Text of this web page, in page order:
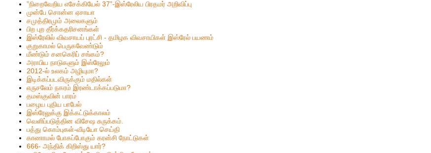
”நிறைவேறிய எசேக்கியேல் 37”-இஸ்ரேலிய பிரதமர் அறிவிப்பு
முன்பே சொன்ன ஏசாயா
சமுத்திரமும் அலைகளும்
பிற புற தீர்க்கதரிசனங்கள்
இஸ்ரேலில் விவசாயப் புரட்சி - தமிழக விவசாயிகள் இஸ்ரேல் பயணம்
குறுகாமல் பெருகவேண்டும்
மீண்டும் சனகெரிப் சங்கம்?
அராபிய நாடுகளும் இஸ்ரேலும்
2012-ல் உலகம் அழியுமா?
இடிக்கப்படவிருக்கும் மதில்கள்
எருசலேம் நகரம் இரண்டாக்கப்படுமா?
தமஸ்குவின் பாரம்
பழைய புதிய பாபேல்
இஸ்ரேலுக்கு இக்கட்டுக்காலம்
வெளிப்படுத்தின விசேஷ சுருக்கம்.
பத்து கொம்புகள்-வீடியோ செய்தி
காணாமல் போகப்போகும் கரன்சி நோட்டுகள்
666- அந்திக் கிறிஸ்து யார்?